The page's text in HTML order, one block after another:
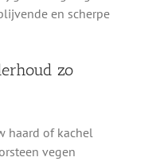
en scherpe
zo
haard of kachel
vegen